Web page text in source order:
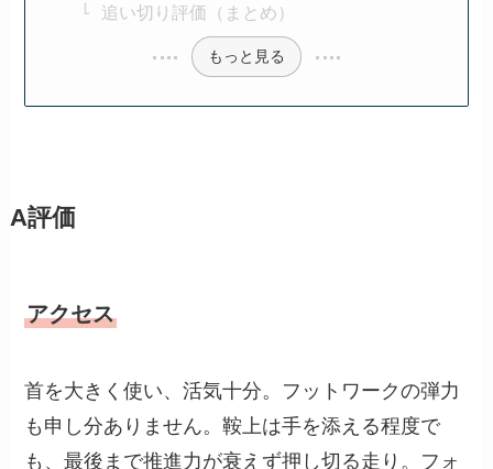
追い切り評価（まとめ）
もっと見る
A評価
アクセス
首を大きく使い、活気十分。フットワークの弾力
も申し分ありません。鞍上は手を添える程度で
も、最後まで推進力が衰えず押し切る走り。フォ